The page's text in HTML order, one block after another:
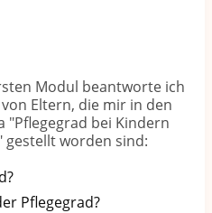
Modul beantworte ich
Eltern, die mir in den
"Pflegegrad bei Kindern
gestellt worden sind:
Pflegegrad?